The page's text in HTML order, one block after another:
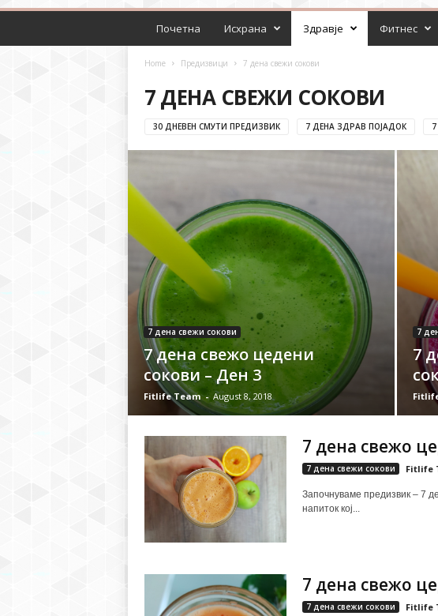
Почетна Исхрана Здравје Фитнес
Home Предизвици 7 дена свежи сокови
7 ДЕНА СВЕЖИ СОКОВИ
30 ДНЕВЕН СМУТИ ПРЕДИЗВИК 7 ДЕНА ЗДРАВ ПОЈАДОК
7 дена свежи сокови
7 дена свежо цедени
сокови – Ден 3
Fitlife Team - August 8, 2018
7
7
7 дена свежо
7 дена свежи сокови Fitlife
Започнуваме предизвик – 7
напиток кој...
7 дена свежо
7 дена свежи сокови Fitlife